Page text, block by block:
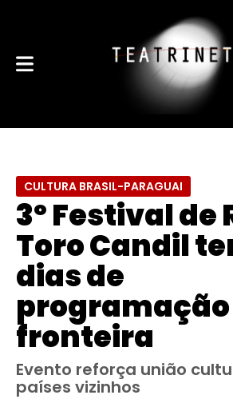
CULTURA BRASIL-PARAGUAI
3º Festival de
Toro Candil
dias de
fronteira
Evento reforça união
países vizinhos